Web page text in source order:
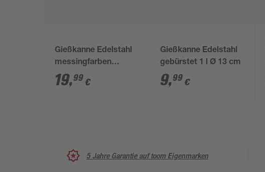
Gießkanne Edelstahl
messingfarben
glänzend lackiert 1 l
19,99 €
Gießkanne Edelstahl
gebürstet 1 l Ø 13 cm
9,99 €
5 Jahre Garantie auf toom Eigenmarken